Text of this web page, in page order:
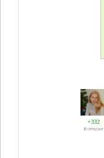
+332
В отпуске